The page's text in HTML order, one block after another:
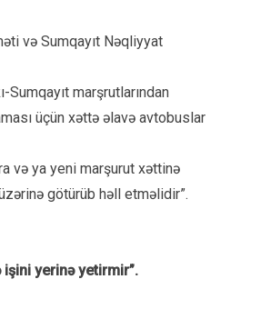
və Sumqayıt Nəqliyyat
Sumqayıt marşrutlarından
üçün xəttə əlavə avtobuslar
və ya yeni marşurut xəttinə
götürüb həll etməlidir”.
yerinə yetirmir”.